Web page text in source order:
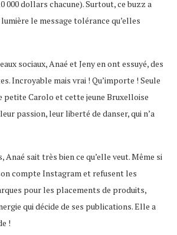
000 dollars chacune). Surtout, ce buzz a
le message tolérance qu’elles
sociaux, Anaé et Jeny en ont essuyé, des
Incroyable mais vrai ! Qu’importe ! Seule
Carolo et cette jeune Bruxelloise
passion, leur liberté de danser, qui n’a
Anaé sait très bien ce qu’elle veut. Même si
compte Instagram et refusent les
pour les placements de produits,
qui décide de ses publications. Elle a
!